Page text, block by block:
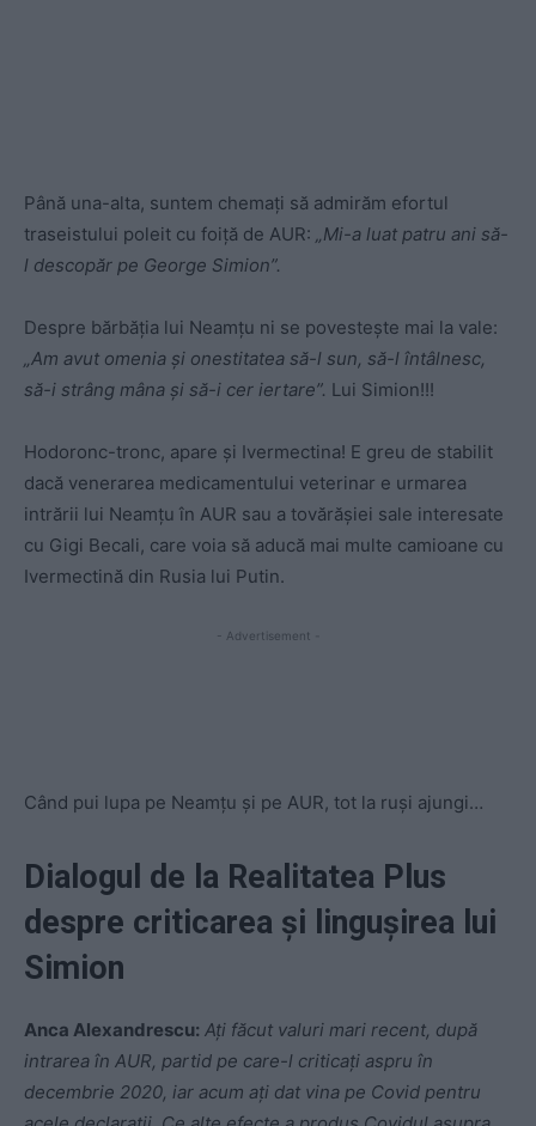
Până una-alta, suntem chemați să admirăm efortul
traseistului poleit cu foiță de AUR: „Mi-a luat patru ani să-
l descopăr pe George Simion”.
Despre bărbăția lui Neamțu ni se povestește mai la vale:
„Am avut omenia și onestitatea să-l sun, să-l întâlnesc,
să-i strâng mâna și să-i cer iertare”. Lui Simion!!!
Hodoronc-tronc, apare și Ivermectina! E greu de stabilit
dacă venerarea medicamentului veterinar e urmarea
intrării lui Neamțu în AUR sau a tovărășiei sale interesate
cu Gigi Becali, care voia să aducă mai multe camioane cu
Ivermectină din Rusia lui Putin.
- Advertisement -
Când pui lupa pe Neamțu și pe AUR, tot la ruși ajungi…
Dialogul de la Realitatea Plus
despre criticarea și lingușirea lui
Simion
Anca Alexandrescu: Ați făcut valuri mari recent, după
intrarea în AUR, partid pe care-l criticați aspru în
decembrie 2020, iar acum ați dat vina pe Covid pentru